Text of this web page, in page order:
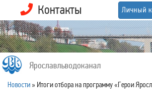
Контакты Личный
Ярославльводоканал
Новости » Итоги отбора на программу «Герои